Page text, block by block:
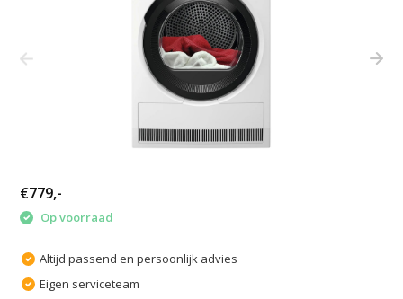
€779,-
Op voorraad
Altijd passend en persoonlijk advies
Eigen serviceteam